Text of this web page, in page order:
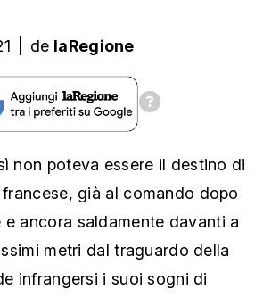
de laRegione
non poteva essere il destino di
già al comando dopo
e ancora saldamente davanti a
metri dal traguardo della
infrangersi i suoi sogni di